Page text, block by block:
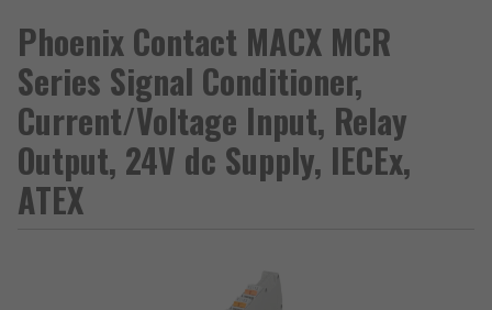
Phoenix Contact MACX MCR
Series Signal Conditioner,
Current/Voltage Input, Relay
Output, 24V dc Supply, IECEx,
ATEX